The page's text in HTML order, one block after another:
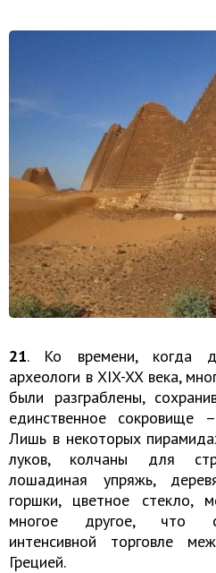
21. Ко времени, когда
археологи в XIX-XX века,
были разграблены,
единственное сокровище
Лишь в некоторых
луков, колчаны для
лошадиная упряжь,
горшки, цветное стекло,
многое другое, что
интенсивной торговле
Грецией.